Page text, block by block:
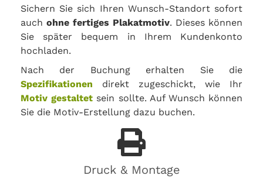
Sichern Sie sich Ihren Wunsch-Standort sofort
auch ohne fertiges Plakatmotiv. Dieses können
Sie später bequem in Ihrem Kundenkonto
hochladen.
Nach der Buchung erhalten Sie die
Spezifikationen direkt zugeschickt, wie Ihr
Motiv gestaltet sein sollte. Auf Wunsch können
Sie die Motiv-Erstellung dazu buchen.
Druck & Montage